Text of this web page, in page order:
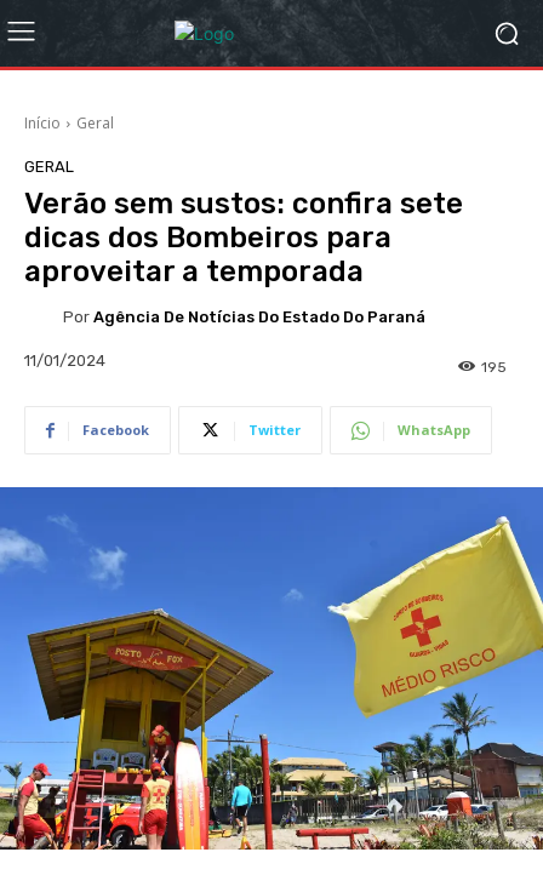
Início Geral
GERAL
Verão sem sustos: confira sete
dicas dos Bombeiros para
aproveitar a temporada
Por Agência De Notícias Do Estado Do Paraná
11/01/2024 195
Facebook Twitter WhatsApp